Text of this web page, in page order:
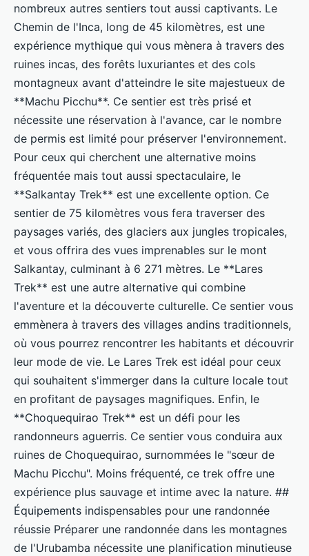
nombreux autres sentiers tout aussi captivants. Le
Chemin de l'Inca, long de 45 kilomètres, est une
expérience mythique qui vous mènera à travers des
ruines incas, des forêts luxuriantes et des cols
montagneux avant d'atteindre le site majestueux de
**Machu Picchu**. Ce sentier est très prisé et
nécessite une réservation à l'avance, car le nombre
de permis est limité pour préserver l'environnement.
Pour ceux qui cherchent une alternative moins
fréquentée mais tout aussi spectaculaire, le
**Salkantay Trek** est une excellente option. Ce
sentier de 75 kilomètres vous fera traverser des
paysages variés, des glaciers aux jungles tropicales,
et vous offrira des vues imprenables sur le mont
Salkantay, culminant à 6 271 mètres. Le **Lares
Trek** est une autre alternative qui combine
l'aventure et la découverte culturelle. Ce sentier vous
emmènera à travers des villages andins traditionnels,
où vous pourrez rencontrer les habitants et découvrir
leur mode de vie. Le Lares Trek est idéal pour ceux
qui souhaitent s'immerger dans la culture locale tout
en profitant de paysages magnifiques. Enfin, le
**Choquequirao Trek** est un défi pour les
randonneurs aguerris. Ce sentier vous conduira aux
ruines de Choquequirao, surnommées le "sœur de
Machu Picchu". Moins fréquenté, ce trek offre une
expérience plus sauvage et intime avec la nature. ##
Équipements indispensables pour une randonnée
réussie Préparer une randonnée dans les montagnes
de l'Urubamba nécessite une planification minutieuse